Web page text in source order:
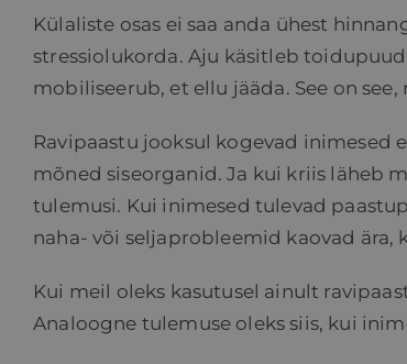
Külaliste osas ei saa anda ühest
stressiolukorda. Aju käsitleb
mobiliseerub, et ellu jääda. See on
Ravipaastu jooksul kogevad inimesed
mõned siseorganid. Ja kui kriis läheb
tulemusi. Kui inimesed tulevad
naha- või seljaprobleemid kaovad ära,
Kui meil oleks kasutusel ainult
Analoogne tulemuse oleks siis, kui